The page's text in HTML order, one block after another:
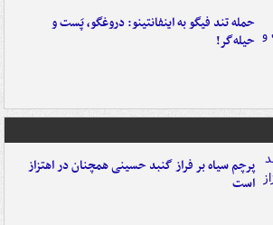
حمله تند فیگو به اینفانتینو: دروغگو، پَست‌ و
حیله‌گر!
پرچم سیاه بر فراز گنبد حسینی همچنان در اهتزاز
است